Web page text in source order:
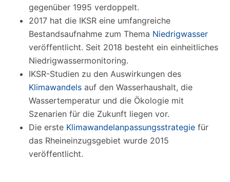
gegenüber 1995 verdoppelt.
2017 hat die IKSR eine umfangreiche
Bestandsaufnahme zum Thema Niedrigwasser
veröffentlicht. Seit 2018 besteht ein einheitliches
Niedrigwassermonitoring.
IKSR-Studien zu den Auswirkungen des
Klimawandels auf den Wasserhaushalt, die
Wassertemperatur und die Ökologie mit
Szenarien für die Zukunft liegen vor.
Die erste Klimawandelanpassungsstrategie für
das Rheineinzugsgebiet wurde 2015
veröffentlicht.